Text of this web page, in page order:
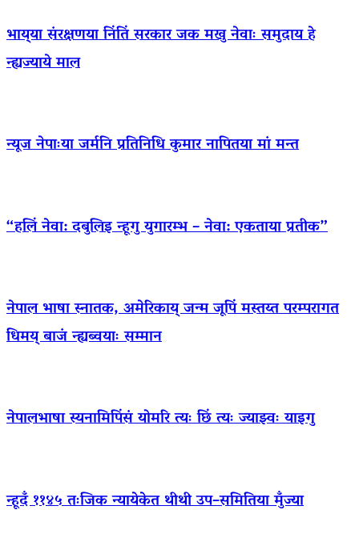
भाय्‌या संरक्षणया निंतिं सरकार जक मखु नेवाः समुदाय हे
न्ह्यज्याये माल
न्यूज नेपाःया जर्मनि प्रतिनिधि कुमार नापितया मां मन्त
“हलिं नेवा: दबुलिइ न्हूगु युगारम्भ – नेवा: एकताया प्रतीक”
नेपाल भाषा स्नातक, अमेरिकाय् जन्म जूपिं मस्तय्त परम्परागत
धिमय् बाजं न्ह्यब्वयाः सम्मान
नेपालभाषा स्यनामिपिंसं योमरि त्यः छिं त्यः ज्याझ्वः याइगु
न्हूदँ ११४५ तःजिक न्यायेकेत थीथी उप–समितिया मुँज्या